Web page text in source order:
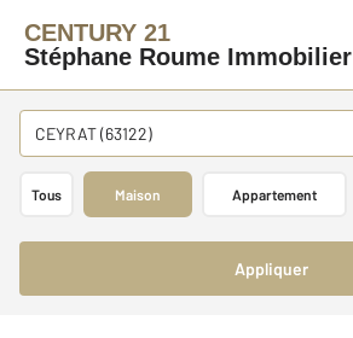
CENTURY 21
Stéphane Roume Immobilier
CEYRAT (63122)
Tous Maison Appartement
Appliquer